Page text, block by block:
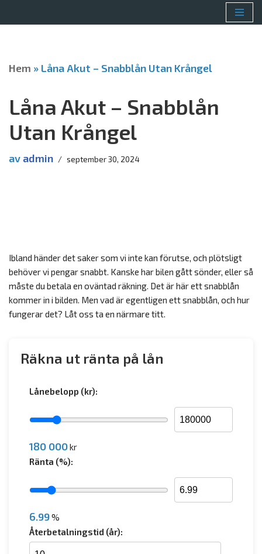
Hem » Låna Akut – Snabblån Utan Krångel
Låna Akut – Snabblån
Utan Krångel
av admin september 30, 2024
Ibland händer det saker som vi inte kan förutse, och plötsligt
behöver vi pengar snabbt. Kanske har bilen gått sönder, eller så
måste du betala en oväntad räkning. Det är här ett snabblån
kommer in i bilden. Men vad är egentligen ett snabblån, och hur
fungerar det? Låt oss ta en närmare titt.
Räkna ut ränta på lån
Lånebelopp (kr):
180 000kr
Ränta (%):
6.99%
Återbetalningstid (år):